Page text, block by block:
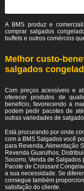
A BMS produz e
comprar salgados
buffets e outros comércios
Melhor custo-
salgados
Com preços acessíveis e
oferecer produtos de
benefício, favorecendo a
podem pedir pacotes de
outras variedades de
Está procurando por onde
com a BMS Salgados você
para Revenda, Alimentação
Revenda Guarulhos,
Socorro, Venda de
Pacote de Croissant
a sua necessidade. Se
consegue também
satisfação do cliente.